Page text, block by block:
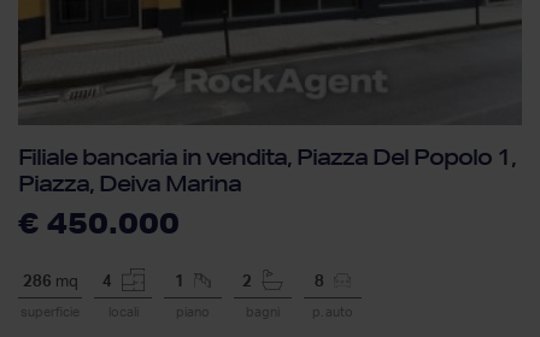
Filiale bancaria in vendita, Piazza Del Popolo 1,
Piazza, Deiva Marina
€ 450.000
286 mq
superficie
4
locali
1
piano
2
bagni
8
p. auto